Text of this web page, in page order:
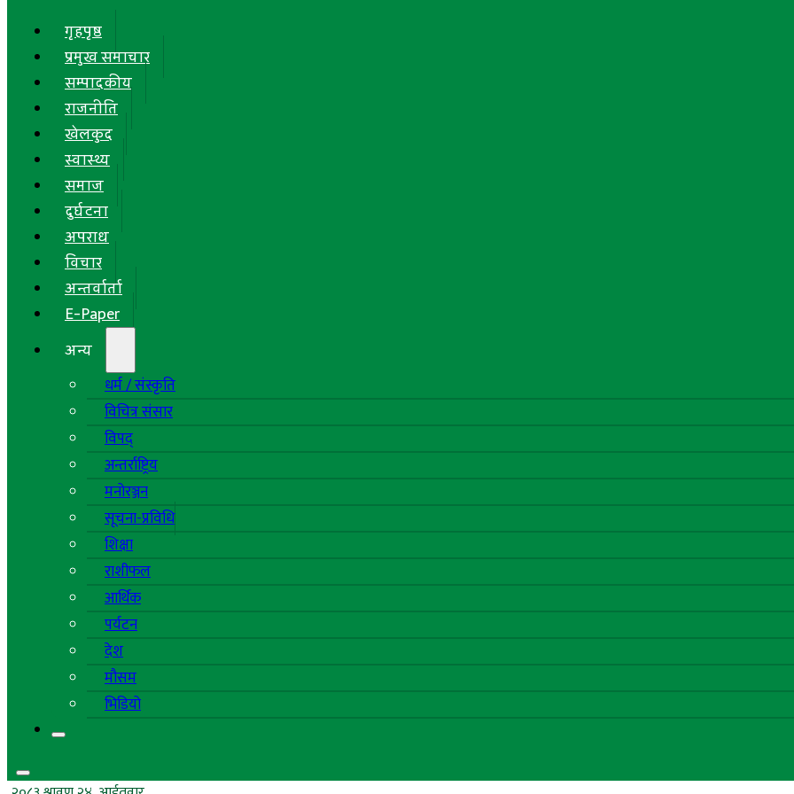
गृहपृष्ठ
प्रमुख समाचार
सम्पादकीय
राजनीति
खेलकुद
स्वास्थ्य
समाज
दुर्घटना
अपराध
विचार
अन्तर्वार्ता
E-Paper
अन्य
धर्म / संस्कृति
विचित्र संसार
विपद्
अन्तर्राष्ट्रिय
मनोरञ्जन
सूचना-प्रविधि
शिक्षा
राशीफल
आर्थिक
पर्यटन
देश
मौसम
भिडियो